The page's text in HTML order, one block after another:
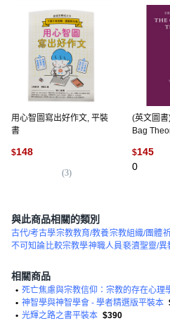
用心智圖寫出好作文, 平裝
書
$148
(3)
(英文圖
Bag
$145
0
與此商品相關的類別
古代/考古學宗教教育/教養宗教組織/團體
不可知論 比較宗教學神職人員褻瀆聖靈/異
相關商品
• 死亡焦慮與宗教信仰：宗教的存在心理
• 神智學與神智學會 - 學者精選版平裝本
• 光輝之路之書平裝本 $390